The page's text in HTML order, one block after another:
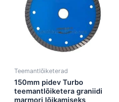
Teemantlõiketerad
150mm pidev Turbo
teemantlõiketera graniidi
marmori lõikamiseks